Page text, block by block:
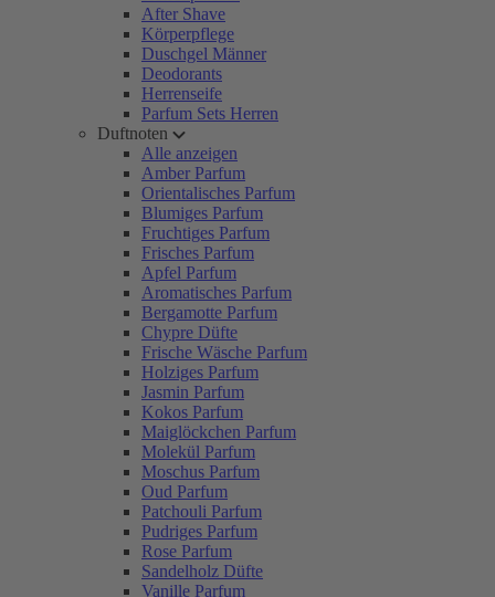
After Shave
Körperpflege
Duschgel Männer
Deodorants
Herrenseife
Parfum Sets Herren
Duftnoten
Alle anzeigen
Amber Parfum
Orientalisches Parfum
Blumiges Parfum
Fruchtiges Parfum
Frisches Parfum
Apfel Parfum
Aromatisches Parfum
Bergamotte Parfum
Chypre Düfte
Frische Wäsche Parfum
Holziges Parfum
Jasmin Parfum
Kokos Parfum
Maiglöckchen Parfum
Molekül Parfum
Moschus Parfum
Oud Parfum
Patchouli Parfum
Pudriges Parfum
Rose Parfum
Sandelholz Düfte
Vanille Parfum